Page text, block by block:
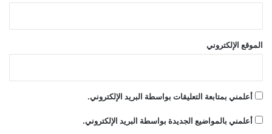
الموقع الإلكتروني
أعلمني بمتابعة التعليقات بواسطة البريد الإلكتروني.
أعلمني بالمواضيع الجديدة بواسطة البريد الإلكتروني.